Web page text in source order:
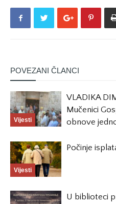
POVEZANI ČLANCI
Vijesti
VLADIKA
Mučenici
obnove
Vijesti
Počinje
U biblioteci